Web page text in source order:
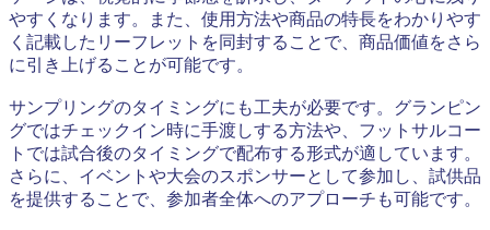
やすくなります。また、使用方法や商品の特長をわかりやす
く記載したリーフレットを同封することで、商品価値をさら
に引き上げることが可能です。
サンプリングのタイミングにも工夫が必要です。グランピン
グではチェックイン時に手渡しする方法や、フットサルコー
トでは試合後のタイミングで配布する形式が適しています。
さらに、イベントや大会のスポンサーとして参加し、試供品
を提供することで、参加者全体へのアプローチも可能です。